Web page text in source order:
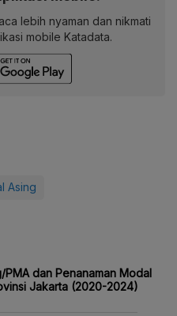
lebih nyaman dan nikmati
mobile Katadata.
Asing